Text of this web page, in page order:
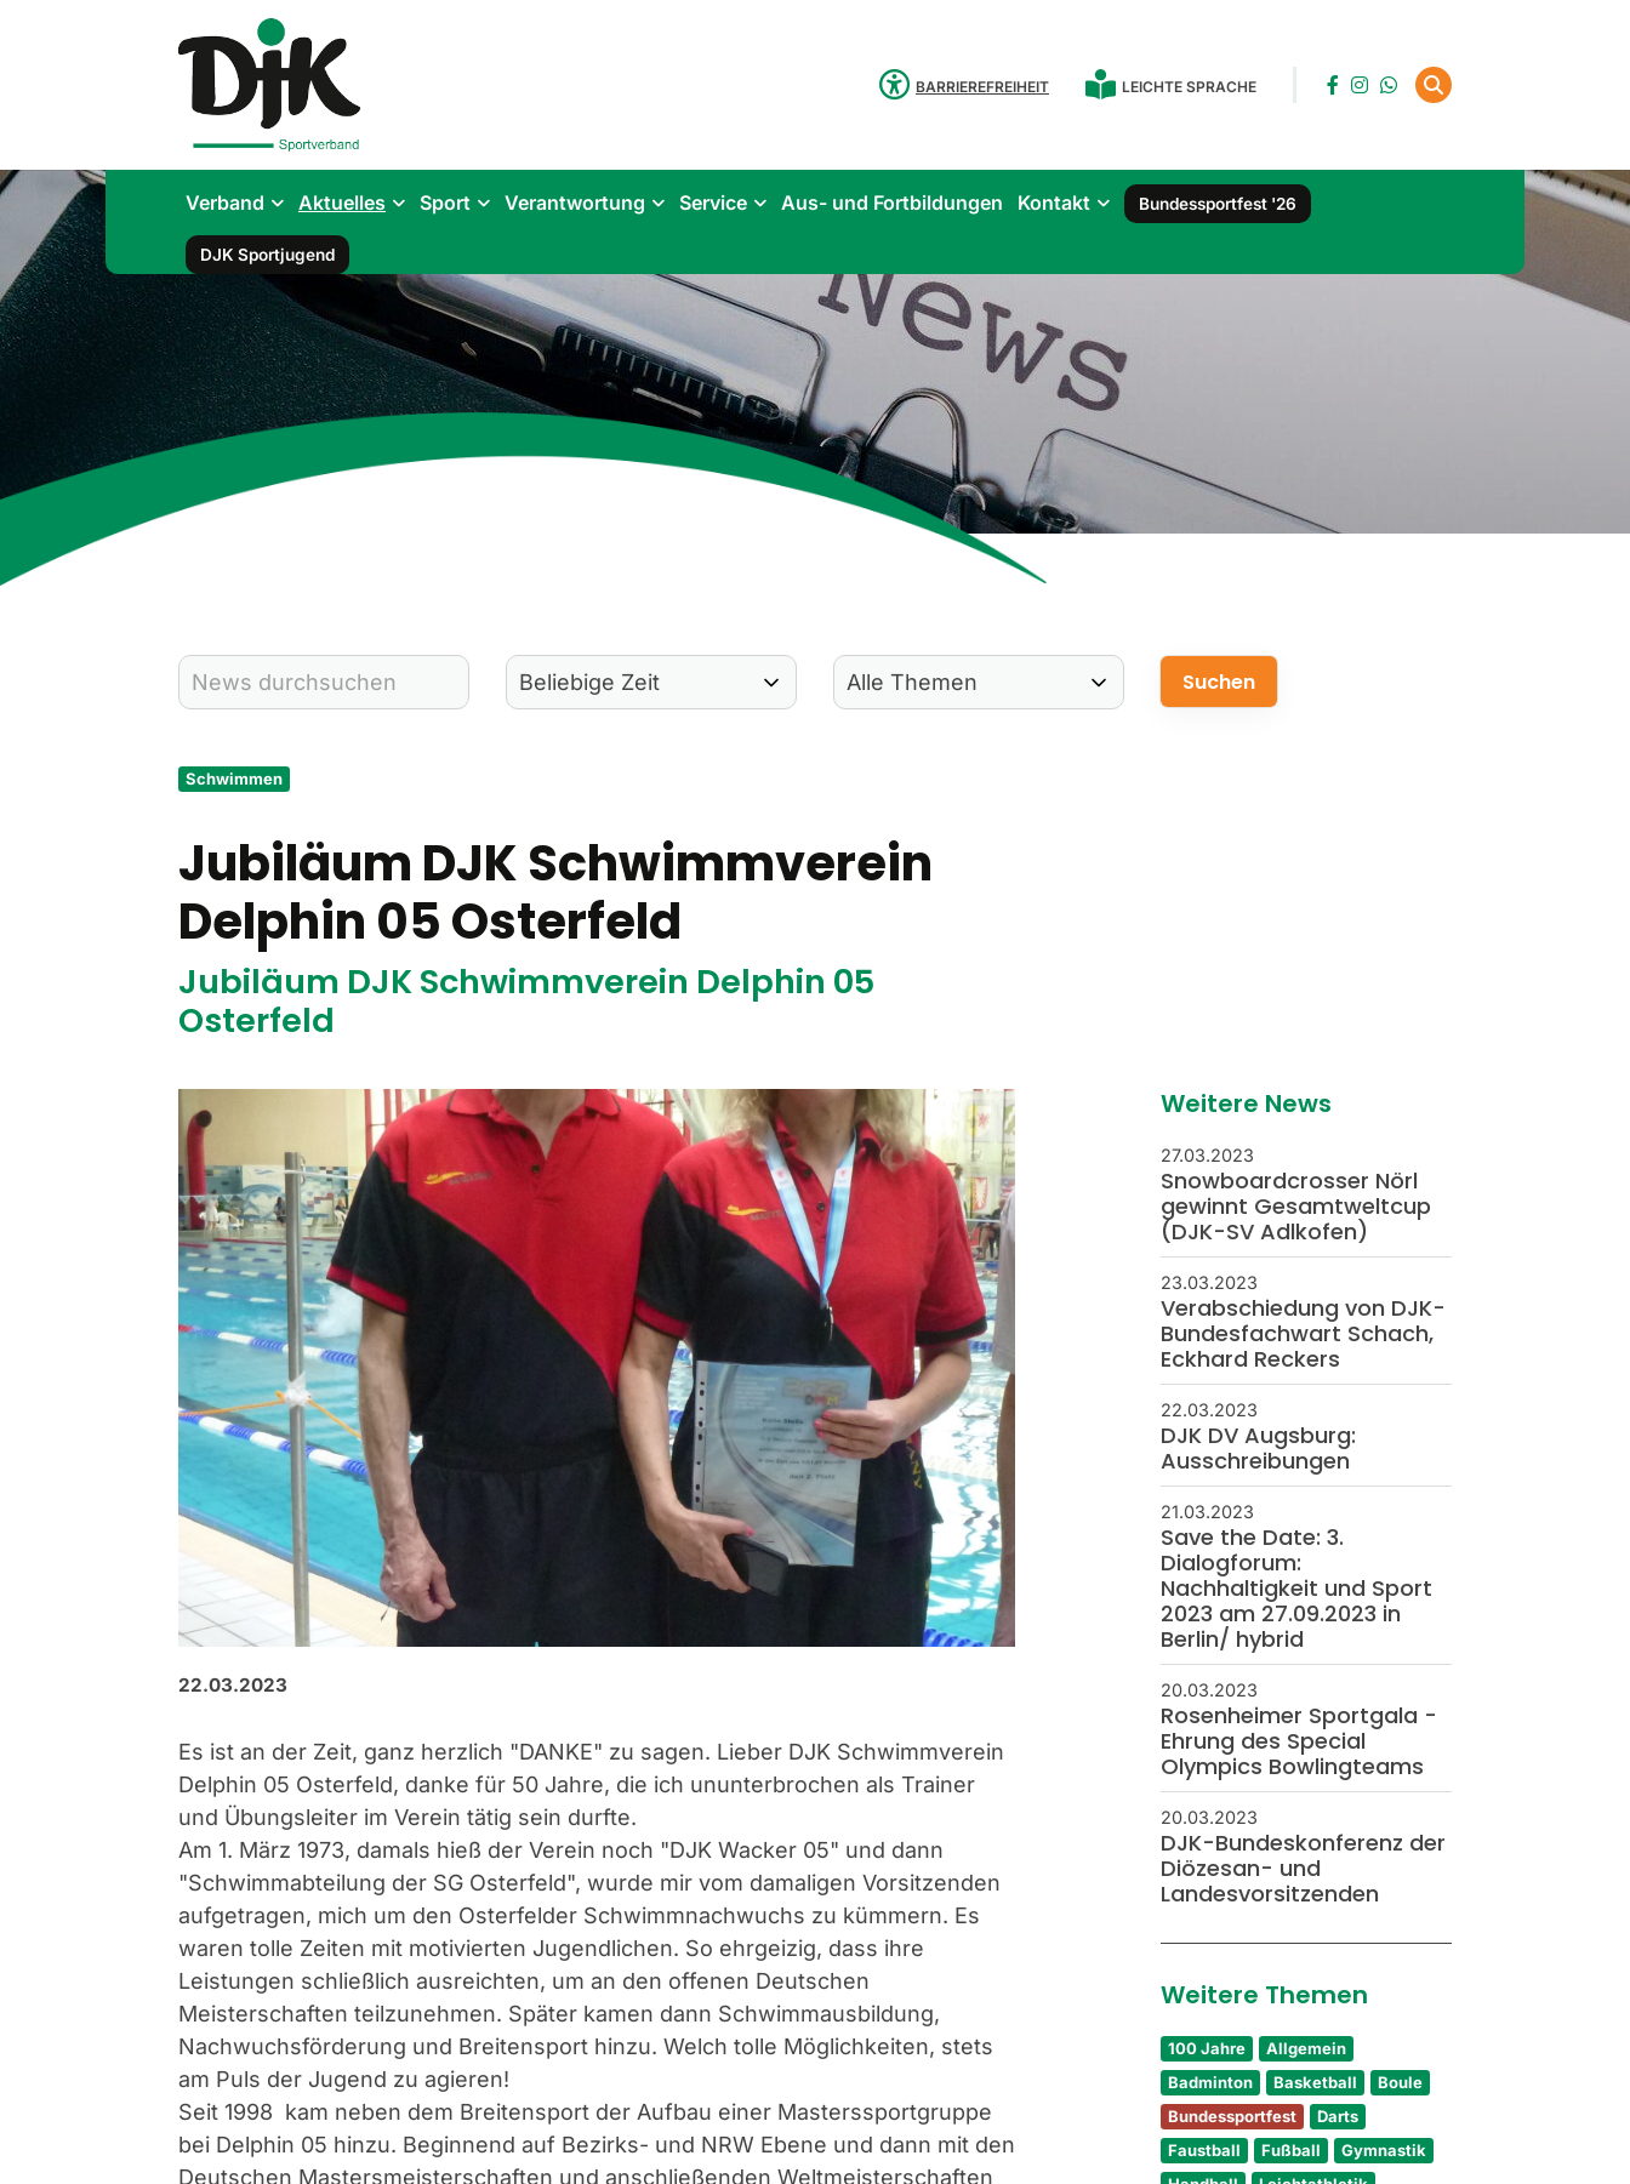
BARRIEREFREIHEIT LEICHTE SPRACHE
Verband Aktuelles Sport Verantwortung Service Aus- und Fortbildungen Kontakt Bundessportfest '26
DJK Sportjugend
Schwimmen
Jubiläum DJK Schwimmverein
Delphin 05 Osterfeld
Jubiläum DJK Schwimmverein Delphin 05
Osterfeld
22.03.2023
Es ist an der Zeit, ganz herzlich "DANKE" zu sagen. Lieber DJK Schwimmverein
Delphin 05 Osterfeld, danke für 50 Jahre, die ich ununterbrochen als Trainer
und Übungsleiter im Verein tätig sein durfte.
Am 1. März 1973, damals hieß der Verein noch "DJK Wacker 05" und dann
"Schwimmabteilung der SG Osterfeld", wurde mir vom damaligen Vorsitzenden
aufgetragen, mich um den Osterfelder Schwimmnachwuchs zu kümmern. Es
waren tolle Zeiten mit motivierten Jugendlichen. So ehrgeizig, dass ihre
Leistungen schließlich ausreichten, um an den offenen Deutschen
Meisterschaften teilzunehmen. Später kamen dann Schwimmausbildung,
Nachwuchsförderung und Breitensport hinzu. Welch tolle Möglichkeiten, stets
am Puls der Jugend zu agieren!
Seit 1998 kam neben dem Breitensport der Aufbau einer Masterssportgruppe
bei Delphin 05 hinzu. Beginnend auf Bezirks- und NRW Ebene und dann mit den
Deutschen Mastersmeisterschaften und anschließenden Weltmeisterschaften
Weitere News
27.03.2023
Snowboardcrosser Nörl
gewinnt Gesamtweltcup
(DJK-SV Adlkofen)
23.03.2023
Verabschiedung von DJK-
Bundesfachwart Schach,
Eckhard Reckers
22.03.2023
DJK DV Augsburg:
Ausschreibungen
21.03.2023
Save the Date: 3.
Dialogforum:
Nachhaltigkeit und Sport
2023 am 27.09.2023 in
Berlin/ hybrid
20.03.2023
Rosenheimer Sportgala -
Ehrung des Special
Olympics Bowlingteams
20.03.2023
DJK-Bundeskonferenz der
Diözesan- und
Landesvorsitzenden
Weitere Themen
100 Jahre
Allgemein
Badminton
Basketball
Boule
Bundessportfest
Darts
Faustball
Fußball
Gymnastik